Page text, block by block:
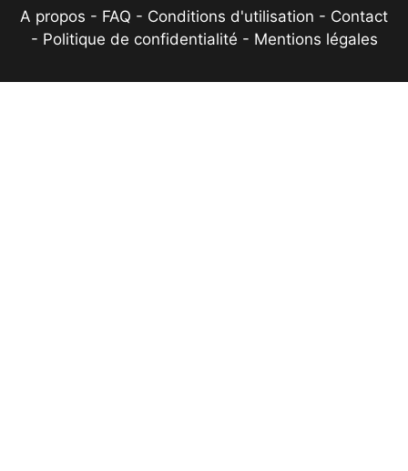
A propos - FAQ - Conditions d'utilisation - Contact
- Politique de confidentialité - Mentions légales